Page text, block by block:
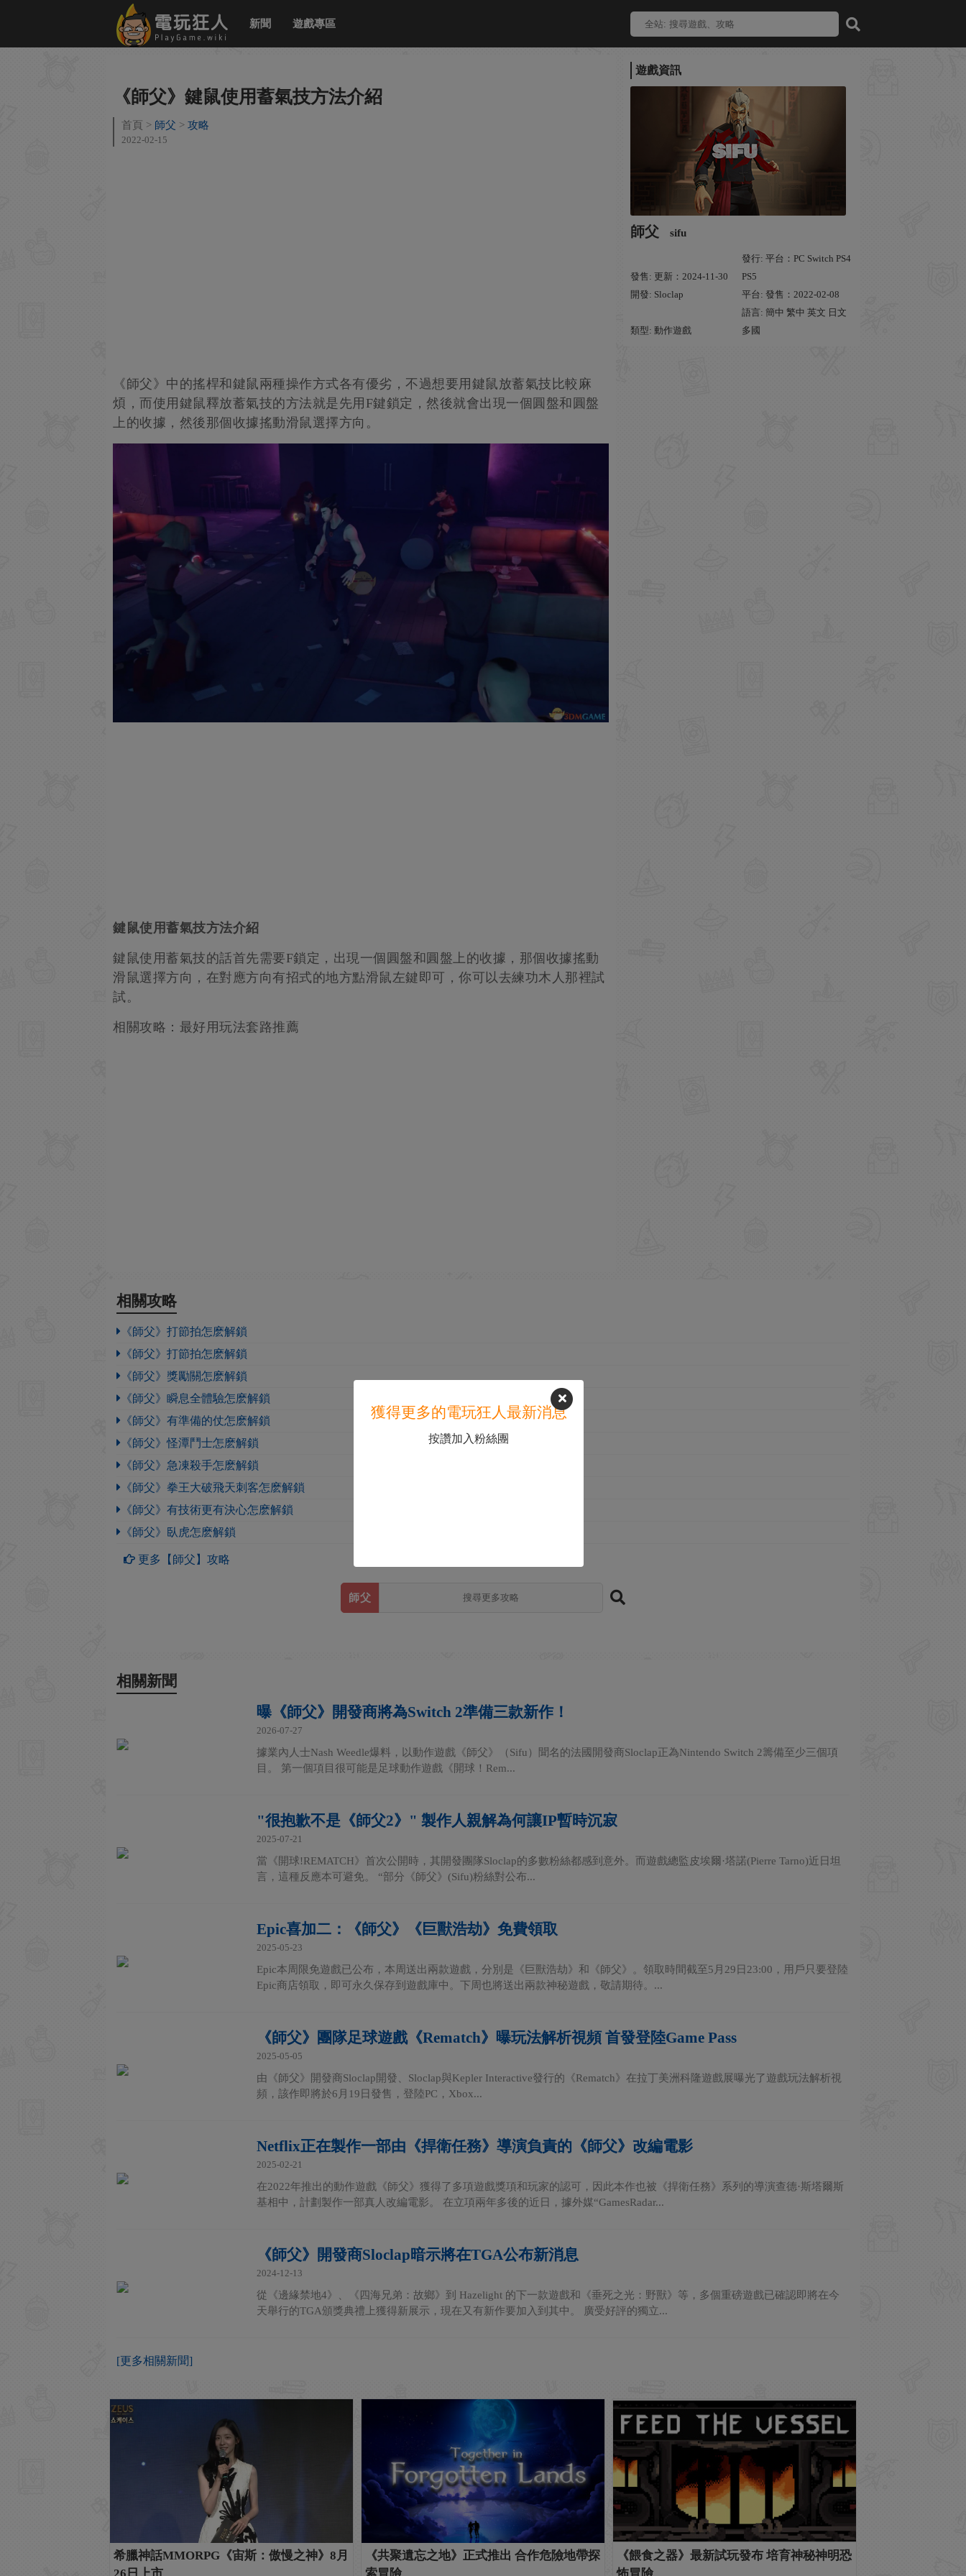
新聞 遊戲專區
遊戲資訊
師父 sifu
發售: 更新：2024-11-30
發行: 平台：PC Switch PS4
PS5
開發: Sloclap
平台: 發售：2022-02-08
類型: 動作遊戲
語言: 簡中 繁中 英文 日文
多國
《師父》鍵鼠使用蓄氣技方法介紹
首頁 師父 攻略
2022-02-15
《師父》中的搖桿和鍵鼠兩種操作方式各有優劣，不過想要用鍵鼠放蓄氣技比較麻
煩，而使用鍵鼠釋放蓄氣技的方法就是先用F鍵鎖定，然後就會出現一個圓盤和圓盤
上的收據，然後那個收據搖動滑鼠選擇方向。
鍵鼠使用蓄氣技方法介紹
鍵鼠使用蓄氣技的話首先需要F鎖定，出現一個圓盤和圓盤上的收據，那個收據搖動
滑鼠選擇方向，在對應方向有招式的地方點滑鼠左鍵即可，你可以去練功木人那裡試
試。
相關攻略：最好用玩法套路推薦
相關攻略
《師父》打節拍怎麽解鎖
《師父》打節拍怎麽解鎖
《師父》獎勵關怎麽解鎖
《師父》瞬息全體驗怎麽解鎖
《師父》有準備的仗怎麽解鎖
《師父》怪潭鬥士怎麽解鎖
《師父》急凍殺手怎麽解鎖
《師父》拳王大破飛天刺客怎麽解鎖
《師父》有技術更有決心怎麽解鎖
《師父》臥虎怎麽解鎖
更多【師父】攻略
師父
相關新聞
曝《師父》開發商將為Switch 2準備三款新作！
2026-07-27
據業內人士Nash Weedle爆料，以動作遊戲《師父》（Sifu）聞名的法國開發商Sloclap正為Nintendo Switch 2籌備至少三個項
目。 第一個項目很可能是足球動作遊戲《開球！Rem...
"很抱歉不是《師父2》" 製作人親解為何讓IP暫時沉寂
2025-07-21
當《開球!REMATCH》首次公開時，其開發團隊Sloclap的多數粉絲都感到意外。而遊戲總監皮埃爾·塔諾(Pierre Tarno)近日坦
言，這種反應本可避免。 “部分《師父》(Sifu)粉絲對公布...
Epic喜加二：《師父》《巨獸浩劫》免費領取
2025-05-23
Epic本周限免遊戲已公布，本周送出兩款遊戲，分別是《巨獸浩劫》和《師父》。領取時間截至5月29日23:00，用戶只要登陸
Epic商店領取，即可永久保存到遊戲庫中。下周也將送出兩款神秘遊戲，敬請期待。...
《師父》團隊足球遊戲《Rematch》曝玩法解析視頻 首發登陸Game Pass
2025-05-05
由《師父》開發商Sloclap開發、Sloclap與Kepler Interactive發行的《Rematch》在拉丁美洲科隆遊戲展曝光了遊戲玩法解析視
頻，該作即將於6月19日發售，登陸PC，Xbox...
Netflix正在製作一部由《捍衛任務》導演負責的《師父》改編電影
2025-02-21
在2022年推出的動作遊戲《師父》獲得了多項遊戲獎項和玩家的認可，因此本作也被《捍衛任務》系列的導演查德·斯塔爾斯
基相中，計劃製作一部真人改編電影。 在立項兩年多後的近日，據外媒“GamesRadar...
《師父》開發商Sloclap暗示將在TGA公布新消息
2024-12-13
從《邊緣禁地4》、《四海兄弟：故鄉》到 Hazelight 的下一款遊戲和《垂死之光：野獸》等，多個重磅遊戲已確認即將在今
天舉行的TGA頒獎典禮上獲得新展示，現在又有新作要加入到其中。 廣受好評的獨立...
[更多相關新聞]
希臘神話MMORPG《宙斯：傲慢之神》8月
《共聚遺忘之地》正式推出 合作危險地帶探
《餵食之器》最新試玩發布 培育神秘神明恐
獲得更多的電玩狂人最新消息
按讚加入粉絲團